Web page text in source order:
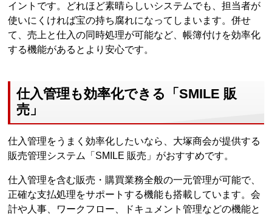
イントです。どれほど素晴らしいシステムでも、担当者が
使いにくければ宝の持ち腐れになってしまいます。併せ
て、売上と仕入の同時処理が可能など、帳簿付けを効率化
する機能があるとより安心です。
仕入管理も効率化できる「SMILE 販
売」
仕入管理をうまく効率化したいなら、大塚商会が提供する
販売管理システム「SMILE 販売」がおすすめです。
仕入管理を含む販売・購買業務全般の一元管理が可能で、
正確な支払処理をサポートする機能も搭載しています。会
計や人事、ワークフロー、ドキュメント管理などの機能と